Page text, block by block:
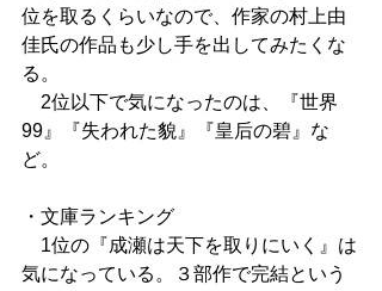
位を取るくらいなので、作家の村上由
佳氏の作品も少し手を出してみたくな
る。
2位以下で気になったのは、『世界
99』『失われた貌』『皇后の碧』な
ど。
・文庫ランキング
1位の『成瀬は天下を取りにいく』は
気になっている。３部作で完結という